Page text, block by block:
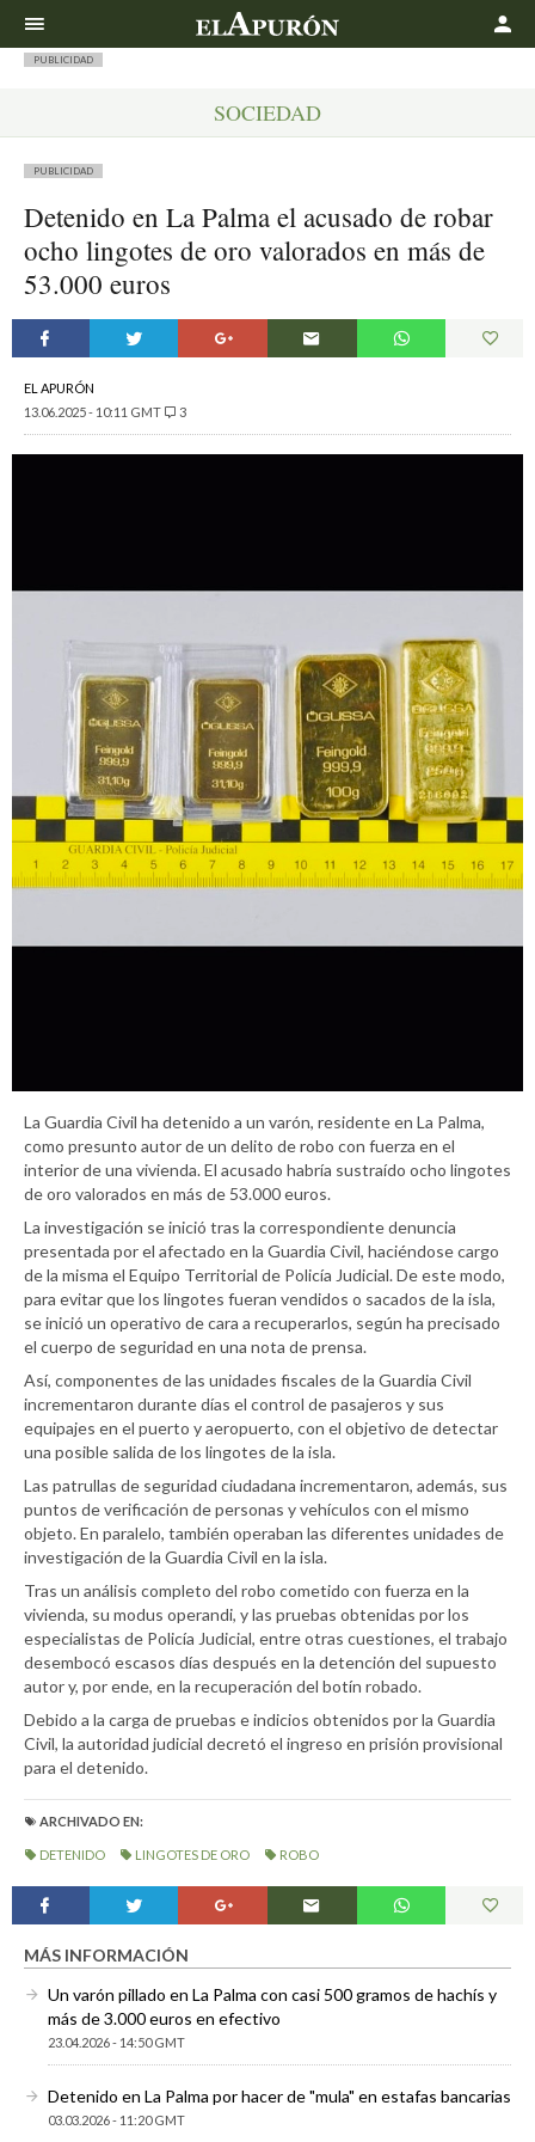
PUBLICIDAD
SOCIEDAD
PUBLICIDAD
Detenido en La Palma el acusado de robar
ocho lingotes de oro valorados en más de
53.000 euros
EL APURÓN
13.06.2025 - 10:11 GMT
3
La Guardia Civil ha detenido a un varón, residente en La Palma,
como presunto autor de un delito de robo con fuerza en el
interior de una vivienda. El acusado habría sustraído ocho lingotes
de oro valorados en más de 53.000 euros.
La investigación se inició tras la correspondiente denuncia
presentada por el afectado en la Guardia Civil, haciéndose cargo
de la misma el Equipo Territorial de Policía Judicial. De este modo,
para evitar que los lingotes fueran vendidos o sacados de la isla,
se inició un operativo de cara a recuperarlos, según ha precisado
el cuerpo de seguridad en una nota de prensa.
Así, componentes de las unidades fiscales de la Guardia Civil
incrementaron durante días el control de pasajeros y sus
equipajes en el puerto y aeropuerto, con el objetivo de detectar
una posible salida de los lingotes de la isla.
Las patrullas de seguridad ciudadana incrementaron, además, sus
puntos de verificación de personas y vehículos con el mismo
objeto. En paralelo, también operaban las diferentes unidades de
investigación de la Guardia Civil en la isla.
Tras un análisis completo del robo cometido con fuerza en la
vivienda, su modus operandi, y las pruebas obtenidas por los
especialistas de Policía Judicial, entre otras cuestiones, el trabajo
desembocó escasos días después en la detención del supuesto
autor y, por ende, en la recuperación del botín robado.
Debido a la carga de pruebas e indicios obtenidos por la Guardia
Civil, la autoridad judicial decretó el ingreso en prisión provisional
para el detenido.
ARCHIVADO EN:
DETENIDO LINGOTES DE ORO ROBO
MÁS INFORMACIÓN
Un varón pillado en La Palma con casi 500 gramos de hachís y
más de 3.000 euros en efectivo
23.04.2026 - 14:50 GMT
Detenido en La Palma por hacer de "mula" en estafas bancarias
03.03.2026 - 11:20 GMT